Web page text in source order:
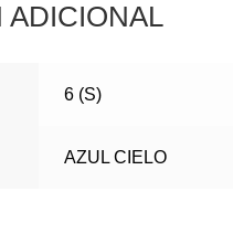
ADICIONAL
6 (S)
AZUL CIELO